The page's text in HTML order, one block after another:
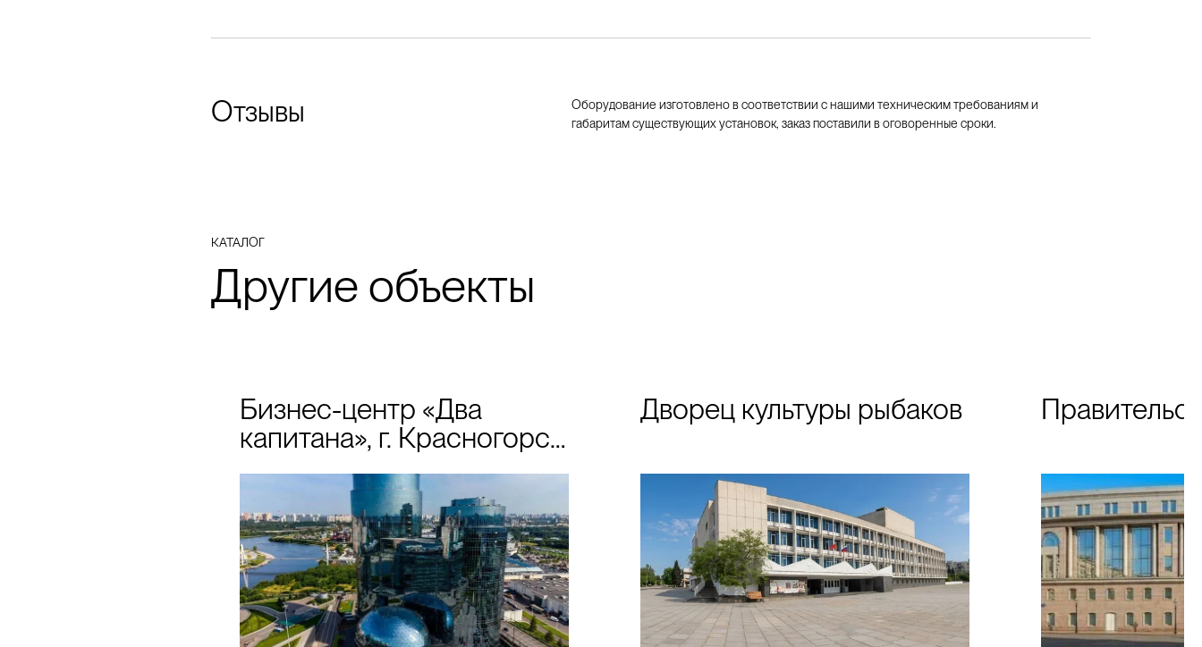
Отзывы
Оборудование изготовлено в соответствии с нашими техническим требованиям и
габаритам существующих установок, заказ поставили в оговоренные сроки.
КАТАЛОГ
Другие объекты
Бизнес-центр «Два
капитана», г. Красногорск
МО
Дворец культуры рыбаков